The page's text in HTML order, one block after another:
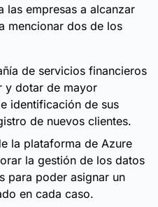
las empresas a alcanzar
mencionar dos de los
de servicios financieros
y dotar de mayor
identificación de sus
de nuevos clientes.
la plataforma de Azure
la gestión de los datos
para poder asignar un
en cada caso.